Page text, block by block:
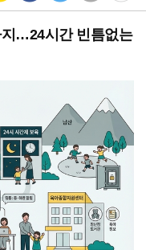
지…24시간 빈틈없는